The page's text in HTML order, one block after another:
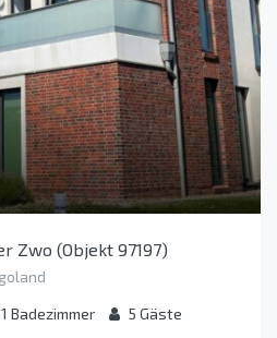
Zwo (Objekt 97197)
1 Badezimmer 5 Gäste